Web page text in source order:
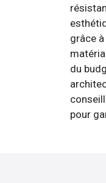
grâce
du
pour